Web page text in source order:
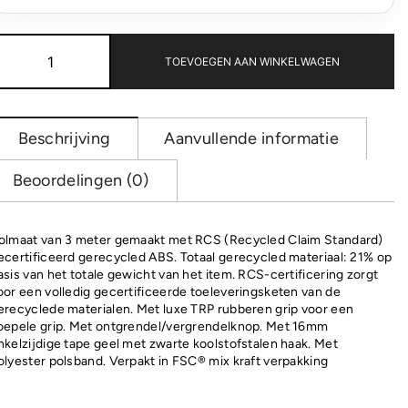
gerecycled
rolmaat
aantal
TOEVOEGEN AAN WINKELWAGEN
Beschrijving Aanvullende informatie
Beoordelingen (0)
van 3 meter gemaakt met RCS (Recycled Claim Standard)
gerecycled ABS. Totaal gerecycled materiaal: 21% op
van het totale gewicht van het item. RCS-certificering zorgt
een volledig gecertificeerde toeleveringsketen van de
materialen. Met luxe TRP rubberen grip voor een
grip. Met ontgrendel/vergrendelknop. Met 16mm
tape geel met zwarte koolstofstalen haak. Met
polsband. Verpakt in FSC® mix kraft verpakking